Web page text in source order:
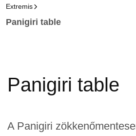
Extremis
Panigiri table
Panigiri table
A Panigiri